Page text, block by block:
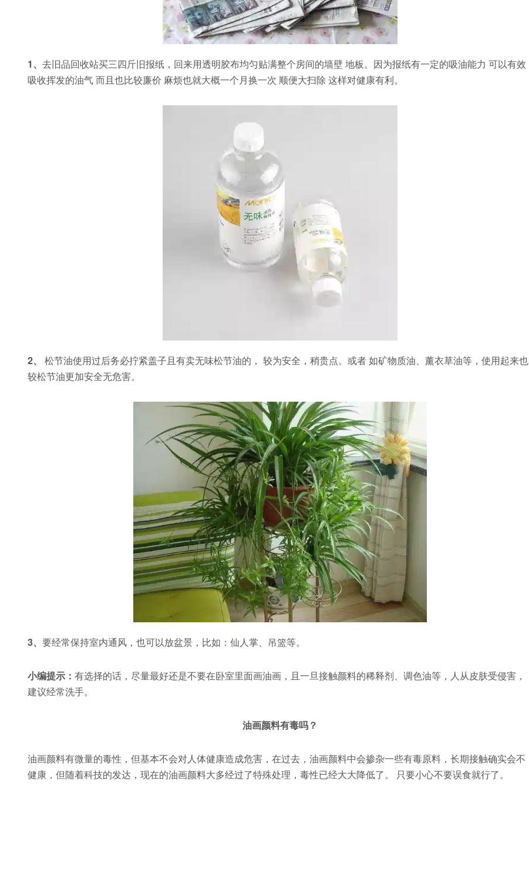
1、 去旧品回收站买三四斤旧报纸，回来用透明胶布均匀贴满整个房间的墙壁 地板。因为报纸有一定的吸油能力 可以有效
吸收挥发的油气 而且也比较廉价 麻烦也就大概一个月换一次 顺便大扫除 这样对健康有利。
2、
松节油使用过后务必拧紧盖子且有卖无味松节油的， 较为安全，稍贵点。或者 如矿物质油、薰衣草油等，使用起来也
较松节油更加安全无危害。
3、 要经常保持室内通风，也可以放盆景，比如：仙人掌、吊篮等。
小编提示： 有选择的话，尽量最好还是不要在卧室里面画油画，且一旦接触颜料的稀释剂、调色油等，人从皮肤受侵害，
建议经常洗手。
油画颜料有毒吗？
油画颜料有微量的毒性，但基本不会对人体健康造成危害，在过去，油画颜料中会掺杂一些有毒原料，长期接触确实会不
健康，但随着科技的发达，现在的油画颜料大多经过了特殊处理，毒性已经大大降低了。 只要小心不要误食就行了。